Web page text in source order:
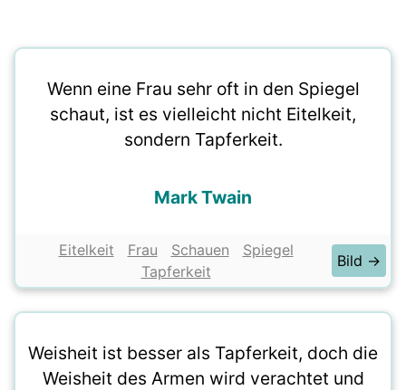
Wenn eine Frau sehr oft in den Spiegel
schaut, ist es vielleicht nicht Eitelkeit,
sondern Tapferkeit.
Mark Twain
Eitelkeit Frau Schauen
Spiegel
Tapferkeit
Bild →
Weisheit ist besser als Tapferkeit, doch die
Weisheit des Armen wird verachtet und